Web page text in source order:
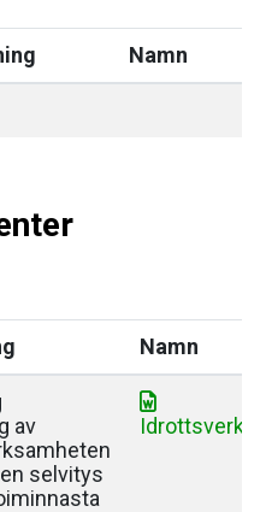
Namn
Namn
av
selvitys